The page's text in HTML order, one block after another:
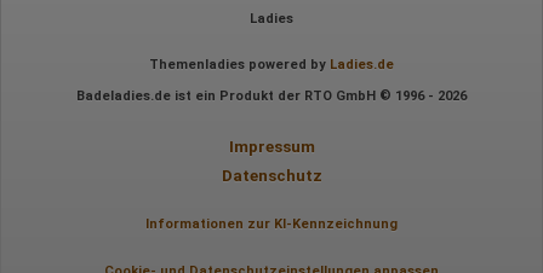
Ladies
Themenladies powered by Ladies.de
Badeladies.de ist ein Produkt der RTO GmbH © 1996 - 2026
Impressum
Datenschutz
Informationen zur KI-Kennzeichnung